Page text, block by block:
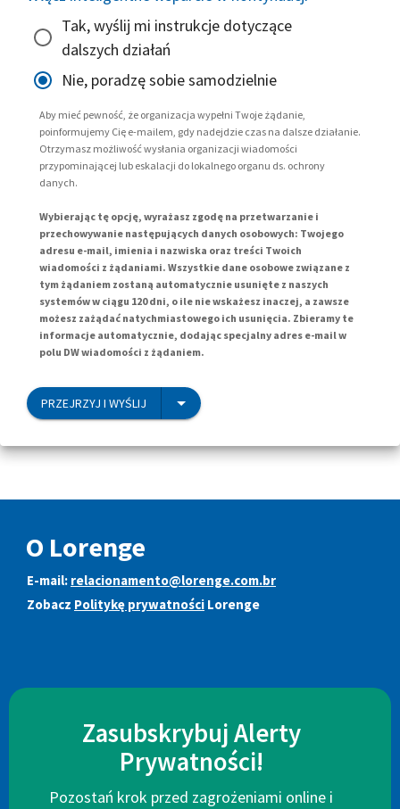
Tak, wyślij mi instrukcje dotyczące
dalszych działań
Nie, poradzę sobie samodzielnie
Aby mieć pewność, że organizacja wypełni Twoje żądanie,
poinformujemy Cię e-mailem, gdy nadejdzie czas na dalsze działanie.
Otrzymasz możliwość wysłania organizacji wiadomości
przypominającej lub eskalacji do lokalnego organu ds. ochrony
danych.
Wybierając tę opcję, wyrażasz zgodę na przetwarzanie i
przechowywanie następujących danych osobowych: Twojego
adresu e-mail, imienia i nazwiska oraz treści Twoich
wiadomości z żądaniami. Wszystkie dane osobowe związane z
tym żądaniem zostaną automatycznie usunięte z naszych
systemów w ciągu 120 dni, o ile nie wskażesz inaczej, a zawsze
możesz zażądać natychmiastowego ich usunięcia. Zbieramy te
informacje automatycznie, dodając specjalny adres e-mail w
polu DW wiadomości z żądaniem.
PRZEJRZYJ I WYŚLIJ
O Lorenge
E-mail: relacionamento@lorenge.com.br
Zobacz Politykę prywatności Lorenge
Zasubskrybuj Alerty
Prywatności!
Pozostań krok przed zagrożeniami online i